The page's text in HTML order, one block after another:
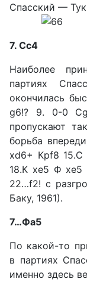
Спасский —
7. Сс4
Наиболее
партиях
окончилась
g6!? 9. 0-0
пропускают
борьба
xd6+ Крf8
18.К xe5 Ф xe5
22…f2! c
Баку, 1961).
7…Фа5
По какой-то
в пар­тиях
именно здесь